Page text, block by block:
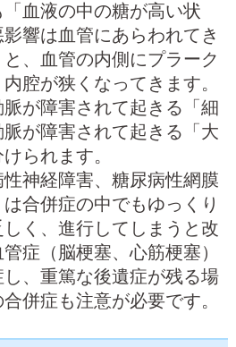
血液の中の糖が高い状
響は血管にあらわれてき
、血管の内側にプラーク
腔が狭くなってきます。
が障害されて起きる「細
が障害されて起きる「大
られます。
神経障害、糖尿病性網膜
合併症の中でもゆっくり
く、進行してしまうと改
症（脳梗塞、心筋梗塞）
、重篤な後遺症が残る場
併症も注意が必要です。